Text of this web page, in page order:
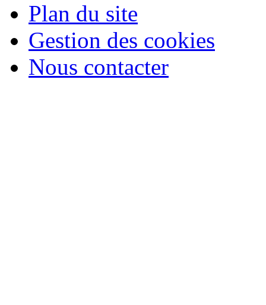
Plan du site
Gestion des cookies
Nous contacter